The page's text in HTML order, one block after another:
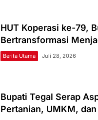
HUT Koperasi ke-79,
Bertransformasi
Berita Utama Juli 28, 2026
Bupati Tegal Serap
Pertanian, UMKM,